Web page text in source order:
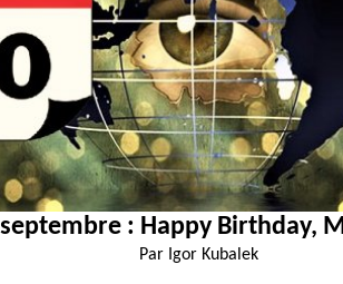
septembre : Happy Birthday,
Par Igor Kubalek